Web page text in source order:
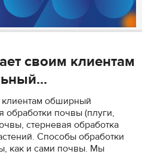
своим клиентам
обширный
обработки почвы (плуги,
стерневая обработка
Способы обработки
как и сами почвы. Мы